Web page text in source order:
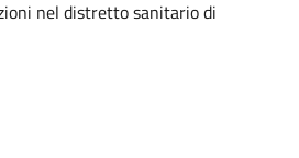
nel distretto sanitario di